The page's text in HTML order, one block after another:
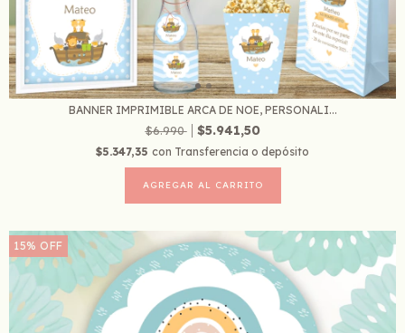
BANNER IMPRIMIBLE ARCA DE NOE, PERSONALI...
$6.990
$5.941,50
$5.347,35 con Transferencia o depósito
15% OFF